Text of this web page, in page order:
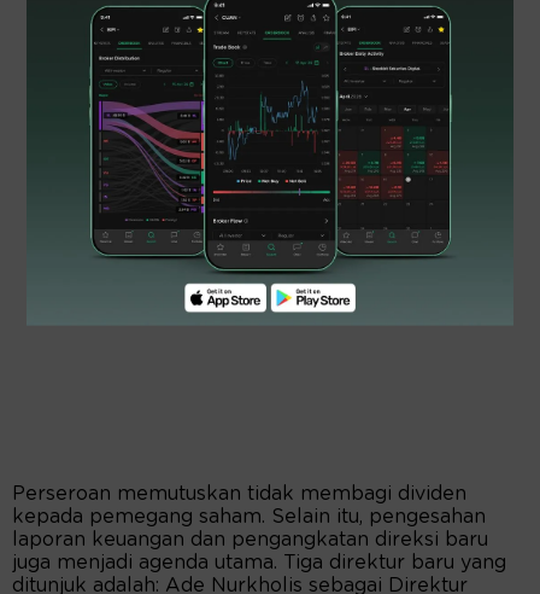
Perseroan memutuskan tidak membagi dividen
kepada pemegang saham. Selain itu, pengesahan
laporan keuangan dan pengangkatan direksi baru
juga menjadi agenda utama. Tiga direktur baru yang
ditunjuk adalah: Ade Nurkholis sebagai Direktur